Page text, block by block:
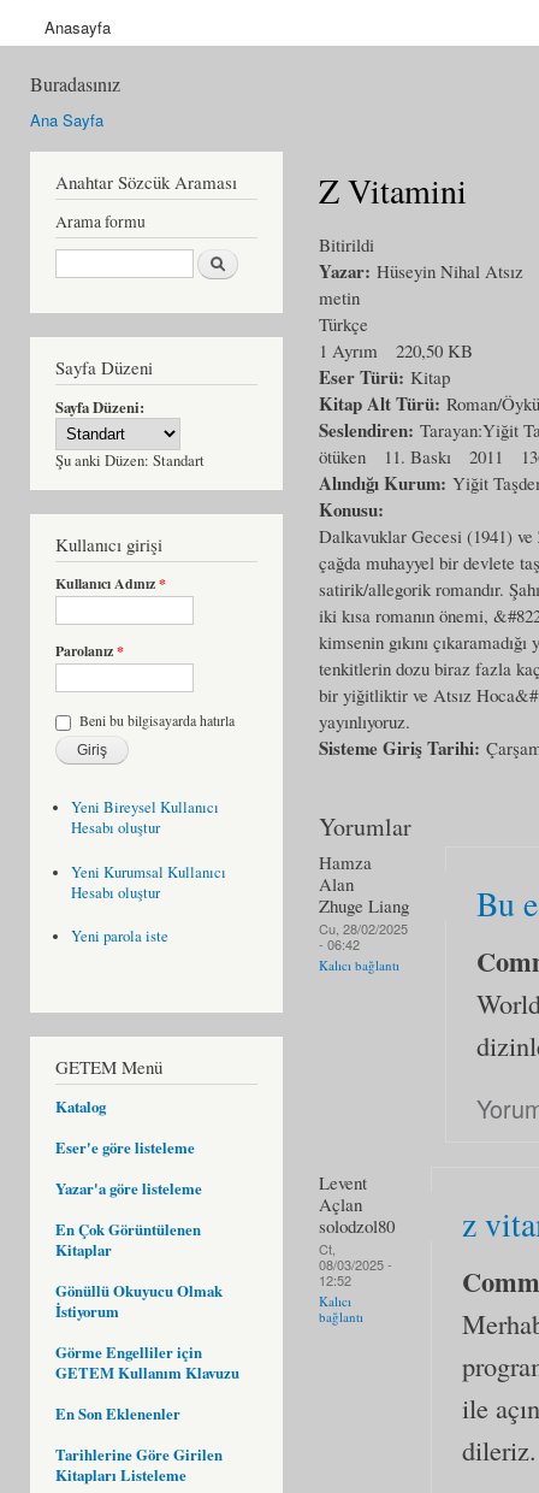
Anasayfa
Buradasınız
Ana Sayfa
Anahtar Sözcük Araması
Arama formu
Ara
Sayfa Düzeni
Sayfa Düzeni:
Şu anki Düzen: Standart
Kullanıcı girişi
Kullanıcı Adınız*
Parolanız*
Beni bu bilgisayarda hatırla
Yeni Bireysel Kullanıcı
Hesabı oluştur
Yeni Kurumsal Kullanıcı
Hesabı oluştur
Yeni parola iste
GETEM Menü
Katalog
Eser'e göre listeleme
Yazar'a göre listeleme
En Çok Görüntülenen
Kitaplar
Gönüllü Okuyucu Olmak
İstiyorum
Görme Engelliler için
GETEM Kullanım Klavuzu
En Son Eklenenler
Tarihlerine Göre Girilen
Kitapları Listeleme
Z Vitamini
Bitirildi
Yazar: Hüseyin Nihal Atsız
metin
Türkçe
1 Ayrım
220,50 KB
Eser Türü: Kitap
Kitap Alt Türü: Roman/Öykü
Seslendiren: Tarayan:Yiğit
ötüken
11. Baskı 2011
Alındığı Kurum: Yiğit
Konusu:
Dalkavuklar Gecesi (1941)
çağda muhayyel bir devlete
satirik/allegorik romandır.
iki kısa romanın önemi,
kimsenin gıkını
tenkitlerin dozu biraz fazla
bir yiğitliktir ve Atsız
yayınlıyoruz.
Sisteme Giriş Tarihi:
Yorumlar
Hamza
Alan
Zhuge Liang
Cu, 28/02/2025
- 06:42
Kalıcı bağlantı
Bu
Levent
Açlan
solodzol80
Ct,
08/03/2025 -
12:52
Kalıcı
bağlantı
z
ile
dileriz.